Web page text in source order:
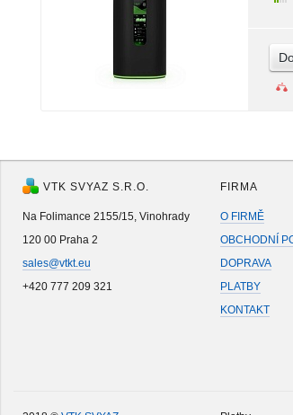
VTK SVYAZ S.R.O.
Na Folimance 2155/15, Vinohrady
120 00 Praha 2
sales@vtkt.eu
+420 777 209 321
FIRMA
O FIRMĚ
OBCHODNÍ
DOPRAVA
PLATBY
KONTAKT